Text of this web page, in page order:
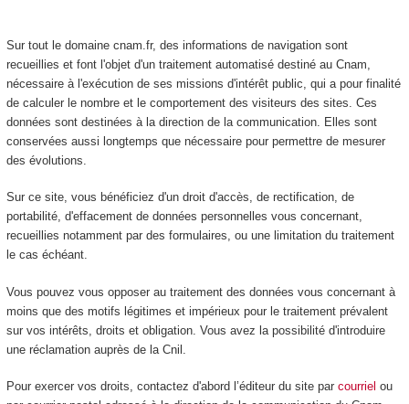
Sur tout le domaine cnam.fr, des informations de navigation sont
recueillies et font l'objet d'un traitement automatisé destiné au Cnam,
nécessaire à l'exécution de ses missions d'intérêt public, qui a pour finalité
de calculer le nombre et le comportement des visiteurs des sites. Ces
données sont destinées à la direction de la communication. Elles sont
conservées aussi longtemps que nécessaire pour permettre de mesurer
des évolutions.
Sur ce site, vous bénéficiez d'un droit d'accès, de rectification, de
portabilité, d'effacement de données personnelles vous concernant,
recueillies notamment par des formulaires, ou une limitation du traitement
le cas échéant.
Vous pouvez vous opposer au traitement des données vous concernant à
moins que des motifs légitimes et impérieux pour le traitement prévalent
sur vos intérêts, droits et obligation. Vous avez la possibilité d'introduire
une réclamation auprès de la Cnil.
Pour exercer vos droits, contactez d'abord l’éditeur du site par courriel ou